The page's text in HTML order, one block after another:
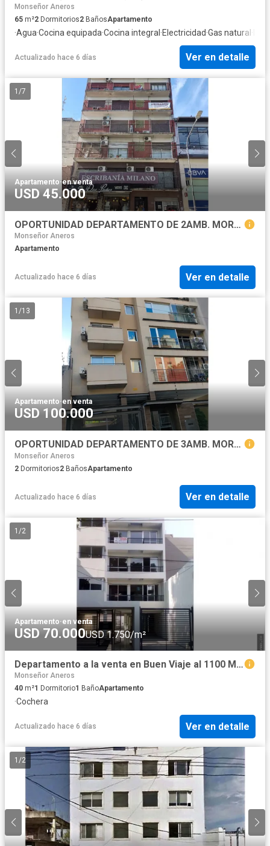
Monseñor Aneros
65 m²2 Dormitorios2 BañosApartamento
·Agua·Cocina equipada·Cocina integral ·Electricidad·Gas natural ·
Actualizado hace 6 días Ver en detalle
1 /7
Apartamento·en venta
USD 45.000
OPORTUNIDAD DEPARTAMENTO DE 2AMB. MORON!!
Monseñor Aneros
Apartamento
Actualizado hace 6 días Ver en detalle
1 /13
Apartamento·en venta
USD 100.000
OPORTUNIDAD DEPARTAMENTO DE 3AMB. MORON!!
Monseñor Aneros
2 Dormitorios2 BañosApartamento
Actualizado hace 6 días Ver en detalle
1 /2
Apartamento·en venta
USD 70.000USD 1.750/m²
Departamento a la venta en Buen Viaje al 1100 Moron
Monseñor Aneros
40 m²1 Dormitorio1 BañoApartamento
·Cochera
Actualizado hace 6 días Ver en detalle
1 /2